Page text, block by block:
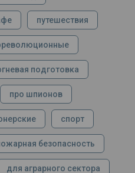
путешествия
подготовка
про шпионов
спорт
безопасность
для аграрного сектора